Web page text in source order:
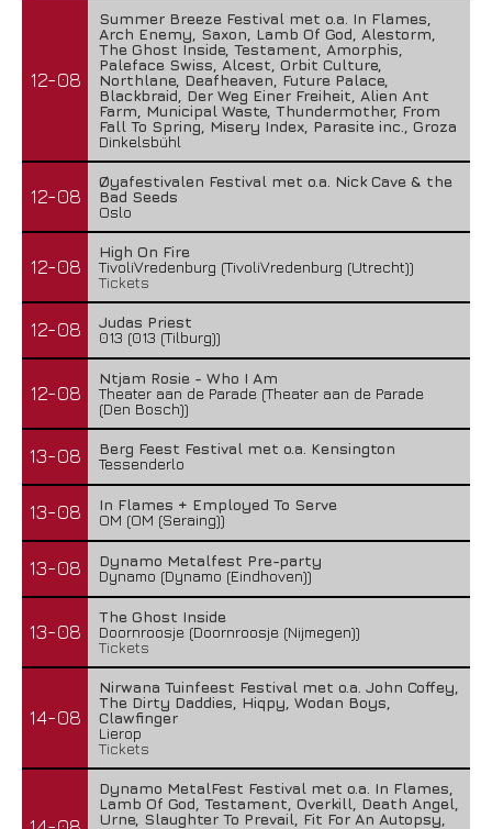
12-08
Summer Breeze Festival met o.a. In Flames,
Arch Enemy, Saxon, Lamb Of God, Alestorm,
The Ghost Inside, Testament, Amorphis,
Paleface Swiss, Alcest, Orbit Culture,
Northlane, Deafheaven, Future Palace,
Blackbraid, Der Weg Einer Freiheit, Alien Ant
Farm, Municipal Waste, Thundermother, From
Fall To Spring, Misery Index, Parasite inc., Groza
Dinkelsbühl
12-08
Øyafestivalen Festival met o.a. Nick Cave & the
Bad Seeds
Oslo
12-08
High On Fire
TivoliVredenburg (TivoliVredenburg (Utrecht))
Tickets
12-08
Judas Priest
013 (013 (Tilburg))
12-08
Ntjam Rosie - Who I Am
Theater aan de Parade (Theater aan de Parade
(Den Bosch))
13-08
Berg Feest Festival met o.a. Kensington
Tessenderlo
13-08
In Flames + Employed To Serve
OM (OM (Seraing))
13-08
Dynamo Metalfest Pre-party
Dynamo (Dynamo (Eindhoven))
13-08
The Ghost Inside
Doornroosje (Doornroosje (Nijmegen))
Tickets
14-08
Nirwana Tuinfeest Festival met o.a. John Coffey,
The Dirty Daddies, Hiqpy, Wodan Boys,
Clawfinger
Lierop
Tickets
Dynamo MetalFest Festival met o.a. In Flames,
Lamb Of God, Testament, Overkill, Death Angel,
Urne, Slaughter To Prevail, Fit For An Autopsy,